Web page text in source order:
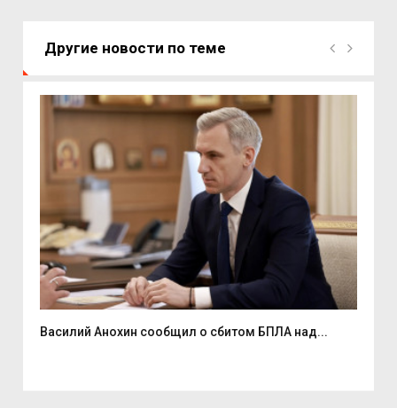
Другие новости по теме
Василий Анохин сообщил о сбитом БПЛА над...